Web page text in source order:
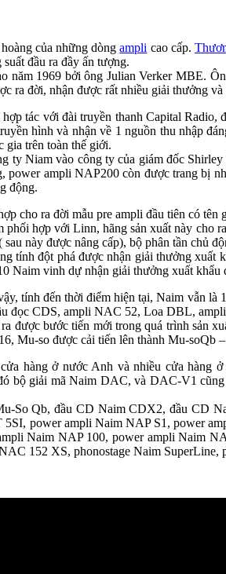
của những dòngampli cao cấp.
đầu ra đầy ấn tượng.
1969 bởi ông Julian Verker MBE.
ra đời, nhận được rất nhiều giải thưởng
tác với đài truyền thanh Capital
hình và nhận về 1 nguồn thu nhập
gia trên toàn thế giới.
Niam vào công ty của giám đốc
ampli NAP200 còn được trang bị
động.
cho ra đời mẫu pre ampli đầu tiên có
hợp với Linn, hãng sản xuất này
này được nâng cấp), bộ phân tần chủ
tính đột phá được nhận giải thưởng
Naim vinh dự nhận giải thưởng xuất
tính đến thời điểm hiện tại, Naim vẫn
đọc CDS, ampli NAC 52, Loa DBL,
được bước tiến mới trong quá trình sản
Mu-so được cải tiến lên thành Mu-soQb
hàng ở nước Anh và nhiều cửa
bộ giải mã Naim DAC, và DAC-V1
So Qb, đầu CD Naim CDX2, đầu
power ampli Naim NAP S1, power
Naim NAP 100, power ampli Naim
152 XS, phonostage Naim